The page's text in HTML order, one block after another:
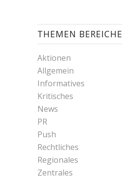
THEMEN BEREICHE
Aktionen
Allgemein
Informatives
Kritisches
News
PR
Push
Rechtliches
Regionales
Zentrales